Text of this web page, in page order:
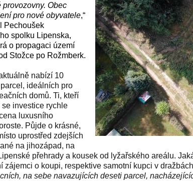
provozovny. Obec
pro nové obyvatele,“
Pechoušek
spolku Lipenska,
o propagaci území
Stožce po Rožmberk.
nabízí 10
ideálních pro
domů. Ti, kteří
se investice rychle
luxusního
Půjde o krásné,
uprostřed zdejších
na jihozápad, na
přehrady a kousek od lyžařského areálu.
zájemci o koupi, respektive samotní kupci v
na sebe navazujících deseti parcel,